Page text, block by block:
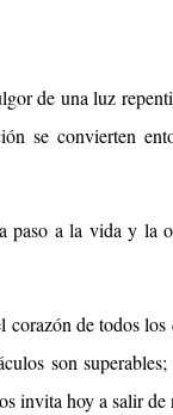
de una luz
se convierten
paso a la vida y la
de todos
son
invita hoy a salir